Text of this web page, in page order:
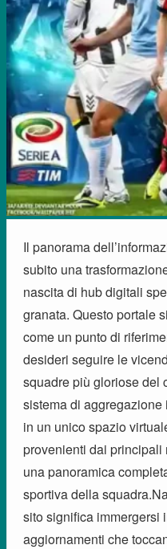
Il panorama
subito una
nascita di hub digitali
granata. Questo portale
come un punto di
desideri seguire le
squadre più gloriose del
sistema di
in un unico spazio
provenienti dai
una panoramica
sportiva della
sito significa immergersi
aggiornamenti che